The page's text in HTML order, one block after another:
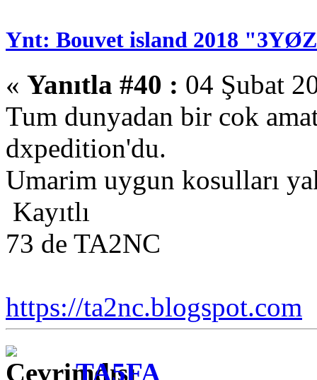
Ynt: Bouvet island 2018
« Yanıtla #40 : 04 Şubat
Tum dunyadan bir cok
dxpedition'du.
Umarim uygun kosulları
Kayıtlı
73 de TA2NC
https://ta2nc.blogspot.com
TA5FA